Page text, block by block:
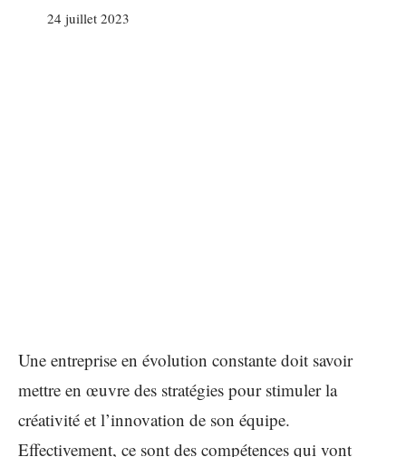
24 juillet 2023
Une entreprise en évolution constante doit savoir
mettre en œuvre des stratégies pour stimuler la
créativité et l’innovation de son équipe.
Effectivement, ce sont des compétences qui vont